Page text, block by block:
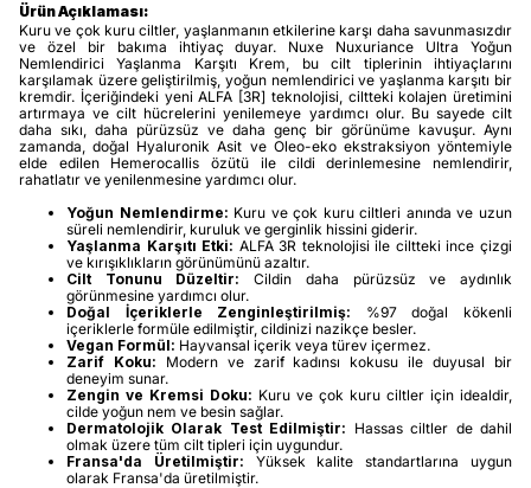
Ürün Açıklaması:
Kuru ve çok kuru ciltler, yaşlanmanın etkilerine karşı daha savunmasızdır
ve özel bir bakıma ihtiyaç duyar. Nuxe Nuxuriance Ultra Yoğun
Nemlendirici Yaşlanma Karşıtı Krem, bu cilt tiplerinin ihtiyaçlarını
karşılamak üzere geliştirilmiş, yoğun nemlendirici ve yaşlanma karşıtı bir
kremdir. İçeriğindeki yeni ALFA [3R] teknolojisi, ciltteki kolajen üretimini
artırmaya ve cilt hücrelerini yenilemeye yardımcı olur. Bu sayede cilt
daha sıkı, daha pürüzsüz ve daha genç bir görünüme kavuşur. Aynı
zamanda, doğal Hyaluronik Asit ve Oleo-eko ekstraksiyon yöntemiyle
elde edilen Hemerocallis özütü ile cildi derinlemesine nemlendirir,
rahatlatır ve yenilenmesine yardımcı olur.
Yoğun Nemlendirme: Kuru ve çok kuru ciltleri anında ve uzun
süreli nemlendirir, kuruluk ve gerginlik hissini giderir.
Yaşlanma Karşıtı Etki: ALFA 3R teknolojisi ile ciltteki ince çizgi
ve kırışıklıkların görünümünü azaltır.
Cilt Tonunu Düzeltir: Cildin daha pürüzsüz ve aydınlık
görünmesine yardımcı olur.
Doğal İçeriklerle Zenginleştirilmiş: %97 doğal kökenli
içeriklerle formüle edilmiştir, cildinizi nazikçe besler.
Vegan Formül: Hayvansal içerik veya türev içermez.
Zarif Koku: Modern ve zarif kadınsı kokusu ile duyusal bir
deneyim sunar.
Zengin ve Kremsi Doku: Kuru ve çok kuru ciltler için idealdir,
cilde yoğun nem ve besin sağlar.
Dermatolojik Olarak Test Edilmiştir: Hassas ciltler de dahil
olmak üzere tüm cilt tipleri için uygundur.
Fransa'da Üretilmiştir: Yüksek kalite standartlarına uygun
olarak Fransa'da üretilmiştir.